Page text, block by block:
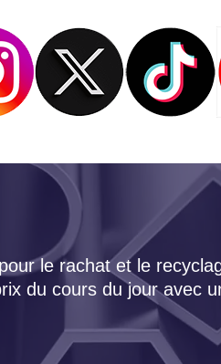
le rachat et le
du cours du jour avec